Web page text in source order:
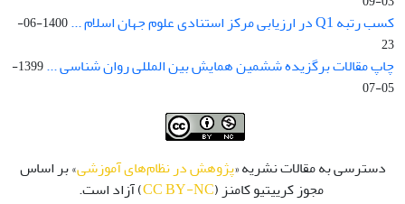
کسب رتبه Q1 در ارزیابی مرکز استنادی علوم جهان اسلام ...
1400-06-
23
چاپ مقالات برگزیده ششمین همایش بین المللی روان شناسی ...
1399-
05-07
دسترسی به مقالات نشریه «پژوهش در نظام‌های آموزشی» بر اساس
مجوز کرییتیو کامنز (CC BY-NC) آزاد است.